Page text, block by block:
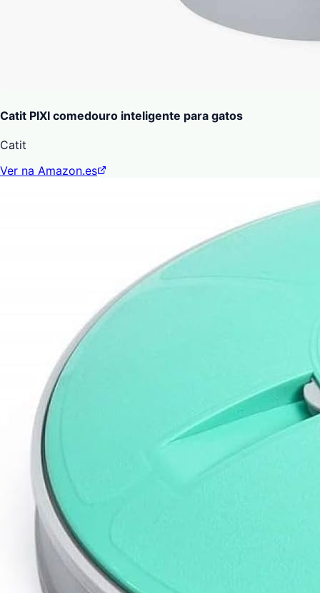
Catit PIXI comedouro inteligente para gatos
Catit
Ver na Amazon.es